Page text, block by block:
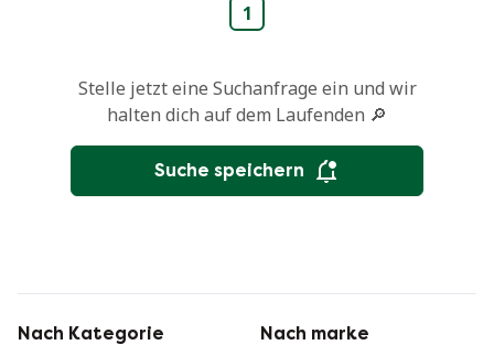
1
Stelle jetzt eine Suchanfrage ein und wir
halten dich auf dem Laufenden 🔎
Suche speichern
Nach Kategorie
Nach marke